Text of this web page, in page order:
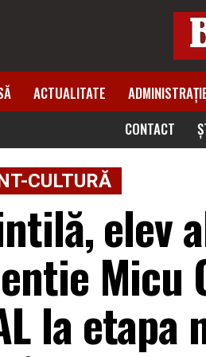
ACTUALITATE
CONTACT
CULTURĂ
elev
Micu
la